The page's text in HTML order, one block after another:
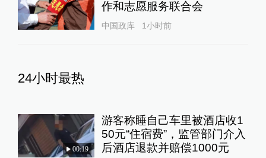
作和志愿服务联合会
中国政库 1小时前
24小时最热
00:19
游客称睡自己车里被酒店收1
50元“住宿费”，监管部门介入
后酒店退款并赔偿1000元